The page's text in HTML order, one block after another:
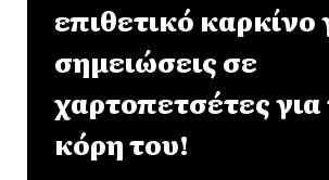
επιθετικό καρκίνο
σημειώσεις σε
χαρτοπετσέτες για
κόρη του!